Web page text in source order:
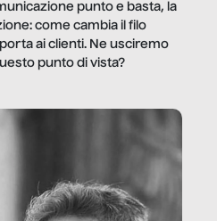
punto e basta, la
come cambia il filo
ai clienti. Ne usciremo
punto di vista?